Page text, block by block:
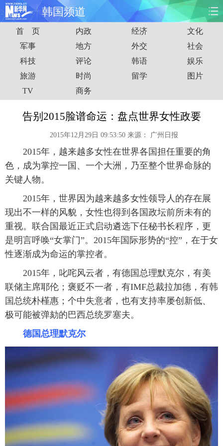
韩国频道
首页 时政 国际 财经
娱乐 体育 人事 教育
时尚 思客
港澳 台湾 华人 汽车
能源 房产
图片 视频 彩票 食品
金融 公益 军事 无人机
富媒体 摄影 新华广播
首 页 内政 经济
文化
军事
地方 外交
社会
科技
评论 韩语
娱乐
旅游
时尚 留学
图片
TV
商务
告别2015脸谱命运：盘点世界女性政要
2015年12月29日 09:53:50 来源： 广州日报
2015年，越来越多女性在世界各国担任重要的角
色，成为掌控一国、一个大洲，乃至整个世界命脉的
关键人物。
2015年，世界因为越来越多女性领导人的存在展
现出不一样的风貌，女性也得到各国政坛前所未有的
重视。联合国最近正式启动遴选下任秘书长程序，更
是明言呼唤“女掌门”。2015年国际形势的“控”，在于女
性逐渐成为命运的掌控者。
2015年，叱咤风云者，有德国总理默克尔，有美
联储主席耶伦；褒贬不一者，有IMF总裁拉加德，有韩
国总统朴槿惠；个中失意者，也有支持率屡创新低、
极可能被弹劾的巴西总统罗塞夫。
德国总理默克尔